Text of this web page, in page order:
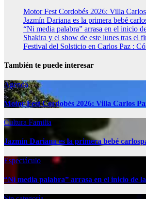
Motor Fest Cordobés 2026: Villa
Jazmín Dariana es la primera bebé
“Ni media palabra” arrasa en el inicio
Shakira y el show de este lunes tras el
Festival del Solsticio en Carlos Paz :
También te puede interesar
Agenda
Motor Fest Cordobés 2026: Villa Carlos
Cultura Familia
Jazmín Dariana es la primera bebé
Espectáculo
“Ni media palabra” arrasa en el inicio de